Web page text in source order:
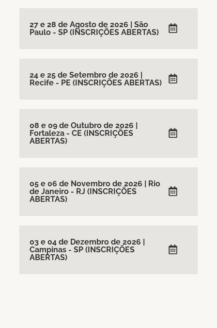
27 e 28 de Agosto de 2026 | São
Paulo - SP (INSCRIÇÕES ABERTAS)
24 e 25 de Setembro de 2026 |
Recife - PE (INSCRIÇÕES ABERTAS)
08 e 09 de Outubro de 2026 |
Fortaleza - CE (INSCRIÇÕES
ABERTAS)
05 e 06 de Novembro de 2026 | Rio
de Janeiro - RJ (INSCRIÇÕES
ABERTAS)
03 e 04 de Dezembro de 2026 |
Campinas - SP (INSCRIÇÕES
ABERTAS)